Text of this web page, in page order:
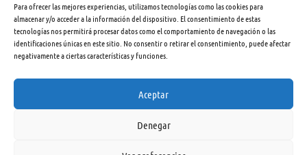
Para ofrecer las mejores experiencias, utilizamos tecnologías como las cookies para
almacenar y/o acceder a la información del dispositivo. El consentimiento de estas
tecnologías nos permitirá procesar datos como el comportamiento de navegación o las
identificaciones únicas en este sitio. No consentir o retirar el consentimiento, puede afectar
negativamente a ciertas características y funciones.
Aceptar
Denegar
462
415
info@libreriapraga.com
Gracia,